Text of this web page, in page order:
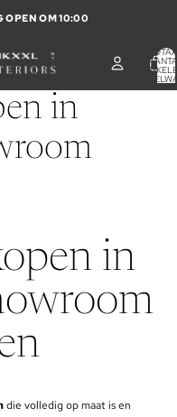
OPEN OM 10:00
in
in
die volledig op maat is en